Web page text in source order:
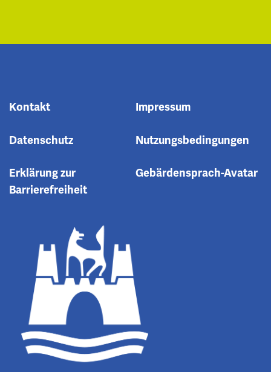
Kontakt Impressum
Datenschutz Nutzungsbedingungen
Erklärung zur
Barrierefreiheit
Gebärdensprach-Avatar